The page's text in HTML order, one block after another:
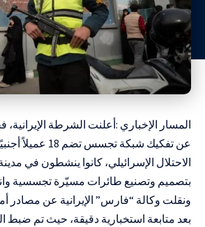
المسار الإخباري :أعلنت الشرطة
عن تفكيك شبكة تجسس
الاحتلال الإسرائيلي، كانوا ينشطون في
بتصميم وتصنيع طائرات مسيّرة تجسسية
ونقلت وكالة “فارس” الإيرانية عن مصادر
بعد متابعة استخبارية دقيقة، حيث تم ضبط